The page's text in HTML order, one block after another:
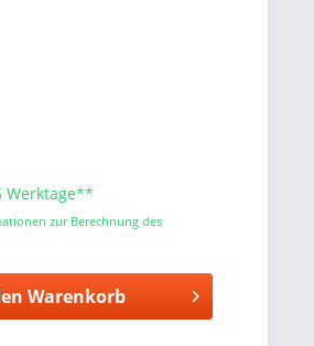
Werktage**
zur Berechnung des
Warenkorb